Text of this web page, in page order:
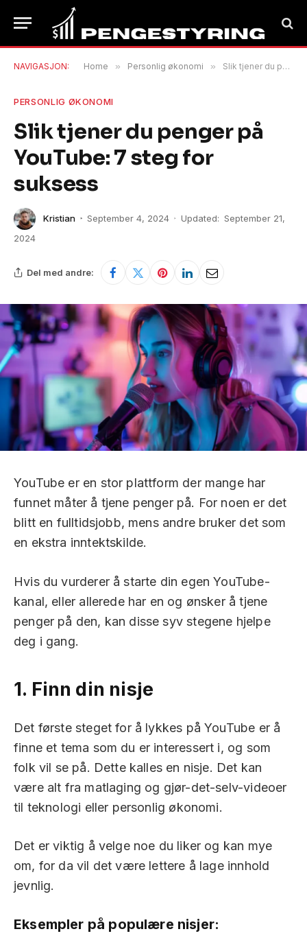
NAVIGASJON: Home » Personlig økonomi » Slik tjener du penger på YouTube: 7 steg for suksess
PERSONLIG ØKONOMI
Slik tjener du penger på
YouTube: 7 steg for
suksess
Kristian September 4, 2024 Updated: September 21,
2024
Del med andre:
YouTube er en stor plattform der mange har
funnet måter å tjene penger på. For noen er det
blitt en fulltidsjobb, mens andre bruker det som
en ekstra inntektskilde.
Hvis du vurderer å starte din egen YouTube-
kanal, eller allerede har en og ønsker å tjene
penger på den, kan disse syv stegene hjelpe
deg i gang.
1. Finn din nisje
Det første steget for å lykkes på YouTube er å
finne et tema som du er interessert i, og som
folk vil se på. Dette kalles en nisje. Det kan
være alt fra matlaging og gjør-det-selv-videoer
til teknologi eller personlig økonomi.
Det er viktig å velge noe du liker og kan mye
om, for da vil det være lettere å lage innhold
jevnlig.
Eksempler på populære nisjer: